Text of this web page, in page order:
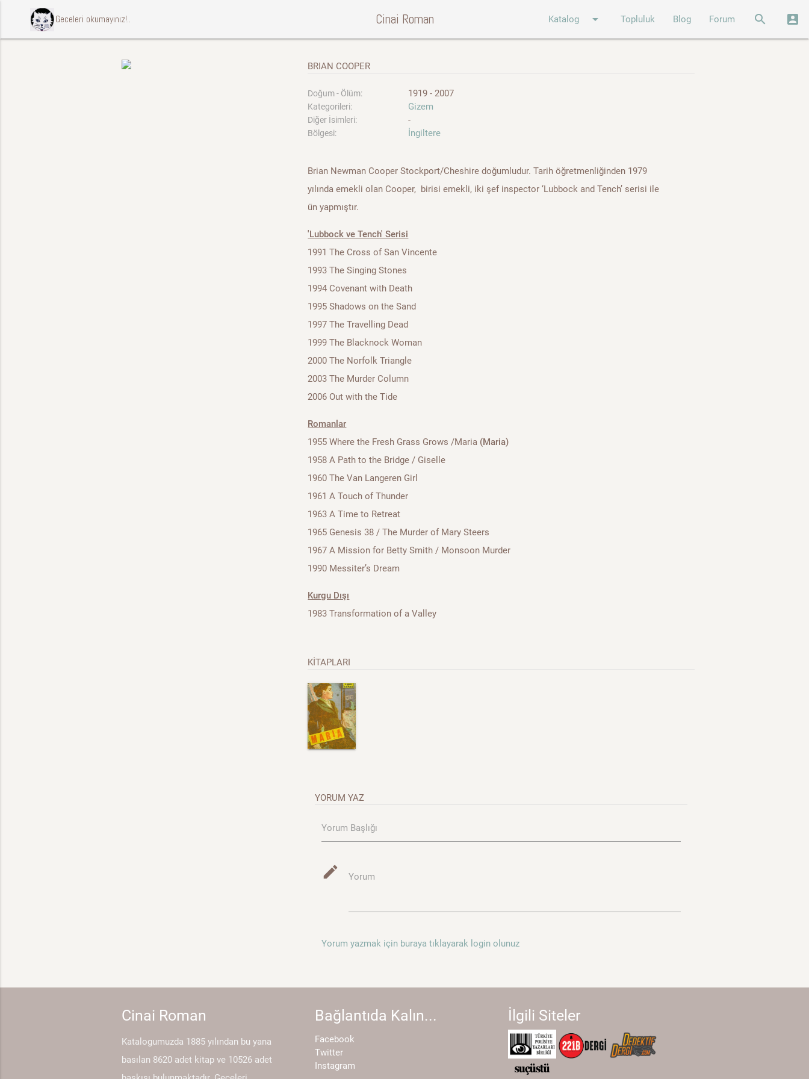
ccccci Geceleri okumayınız!.. Cinai Roman Katalog arrow_drop_down Topluluk Blog Forum search account_box
BRIAN COOPER
Doğum - Ölüm: 1919 - 2007
Kategorileri: Gizem
Diğer İsimleri: -
Bölgesi: İngiltere
Brian Newman Cooper Stockport/Cheshire doğumludur. Tarih öğretmenliğinden 1979
yılında emekli olan Cooper, birisi emekli, iki şef inspector ‘Lubbock and Tench’ serisi ile
ün yapmıştır.
'Lubbock ve Tench' Serisi
1991 The Cross of San Vincente
1993 The Singing Stones
1994 Covenant with Death
1995 Shadows on the Sand
1997 The Travelling Dead
1999 The Blacknock Woman
2000 The Norfolk Triangle
2003 The Murder Column
2006 Out with the Tide
Romanlar
1955 Where the Fresh Grass Grows /Maria (Maria)
1958 A Path to the Bridge / Giselle
1960 The Van Langeren Girl
1961 A Touch of Thunder
1963 A Time to Retreat
1965 Genesis 38 / The Murder of Mary Steers
1967 A Mission for Betty Smith / Monsoon Murder
1990 Messiter’s Dream
Kurgu Dışı
1983 Transformation of a Valley
KİTAPLARI
YORUM YAZ
Yorum Başlığı
mode_edit Yorum
Yorum yazmak için buraya tıklayarak login olunuz
Cinai Roman
Katalogumuzda 1885 yılından bu yana
basılan 8620 adet kitap ve 10526 adet
Bağlantıda Kalın...
Facebook
Twitter
Instagram
İlgili Siteler